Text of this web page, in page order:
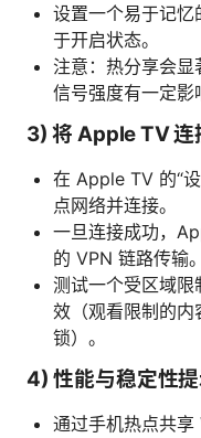
设置一个易于记忆
于开启状态。
注意：热分享会
信号强度有一定影
3) 将 Apple TV 连
在 Apple TV 的“
点网络并连接。
一旦连接成功，
的 VPN 链路传输。
测试一个受区域
效（观看限制的
锁）。
4) 性能与稳定性
通过手机热点共